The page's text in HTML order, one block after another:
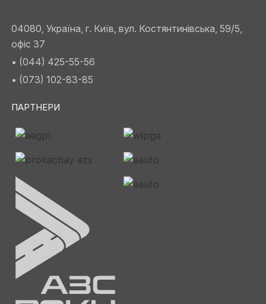
04080, Україна, г. Київ, вул. Костянтинівська, 59/5,
офіс 37
• (044) 425-55-56
• (073) 102-83-85
ПАРТНЕРИ